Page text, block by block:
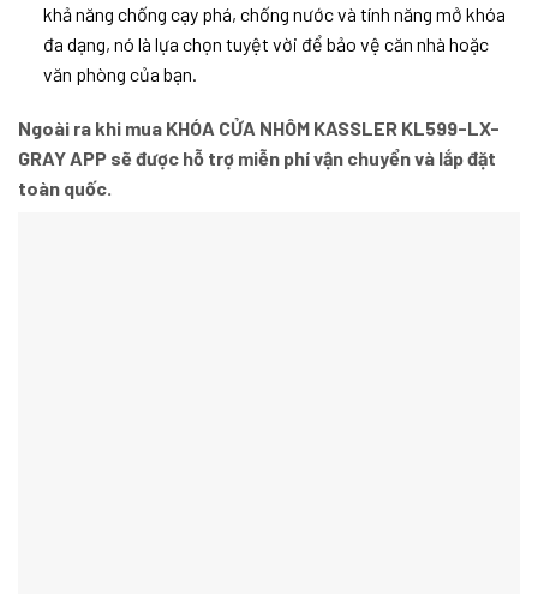
khả năng chống cạy phá, chống nước và tính năng mở khóa
đa dạng, nó là lựa chọn tuyệt vời để bảo vệ căn nhà hoặc
văn phòng của bạn.
Ngoài ra khi mua KHÓA CỬA NHÔM KASSLER KL599-LX-
GRAY APP sẽ được hỗ trợ miễn phí vận chuyển và lắp đặt
toàn quốc.